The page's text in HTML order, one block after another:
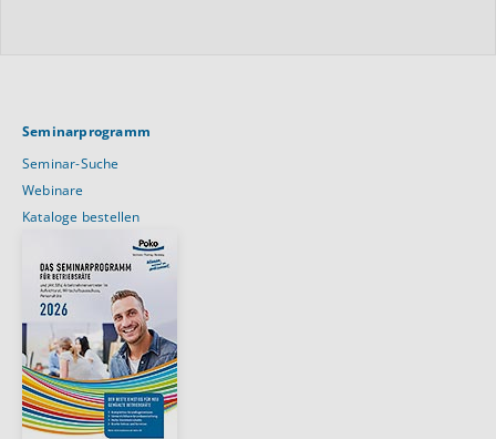
Seminarprogramm
Seminar-Suche
Webinare
Kataloge bestellen